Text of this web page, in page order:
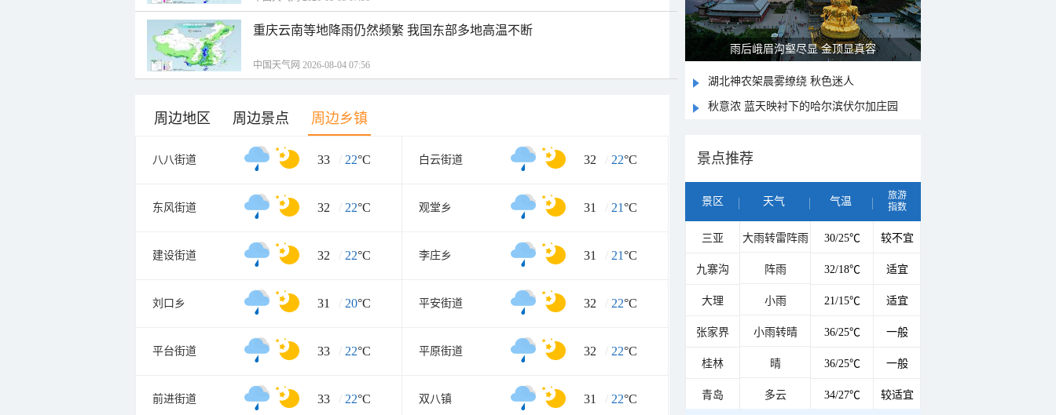
重庆云南等地降雨仍然频繁 我国东部多地高温不断
中国天气网 2026-08-04 07:56
周边地区 周边景点 周边乡镇
八八街道 33 / 22°C 白云街道 32 / 22°C
东风街道 32 / 22°C 观堂乡 31 / 21°C
建设街道 32 / 22°C 李庄乡 31 / 21°C
刘口乡 31 / 20°C 平安街道 32 / 22°C
平台街道 33 / 22°C 平原街道 32 / 22°C
前进街道 33 / 22°C 双八镇 31 / 22°C
雨后峨眉沟壑尽显 金顶显真容
湖北神农架晨雾缭绕 秋色迷人
秋意浓 蓝天映衬下的哈尔滨伏尔加庄园
景点推荐
景区 天气 气温
旅游
指数
三亚 大雨转雷阵雨 30/25℃ 较不宜
九寨沟 阵雨 32/18℃ 适宜
大理 小雨 21/15℃ 适宜
张家界 小雨转晴 36/25℃ 一般
桂林 晴 36/25℃ 一般
青岛 多云 34/27℃ 较适宜